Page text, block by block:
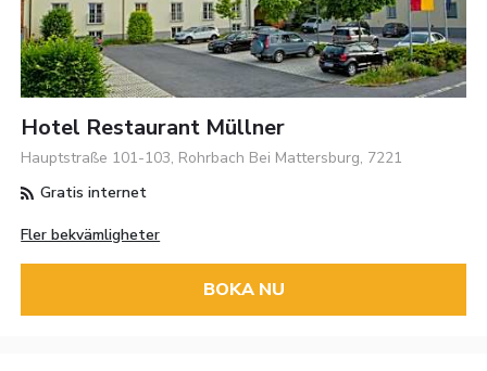
Hotel Restaurant Müllner
Hauptstraße 101-103, Rohrbach Bei Mattersburg, 7221
Gratis internet
Fler bekvämligheter
BOKA NU